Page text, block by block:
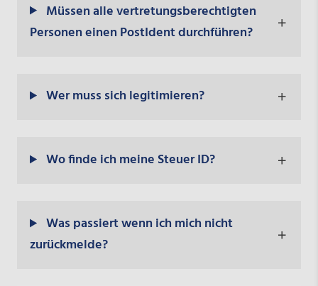
Müssen alle vertretungsberechtigten
Personen einen PostIdent durchführen?
Wer muss sich legitimieren?
Wo finde ich meine Steuer ID?
Was passiert wenn ich mich nicht
zurückmelde?